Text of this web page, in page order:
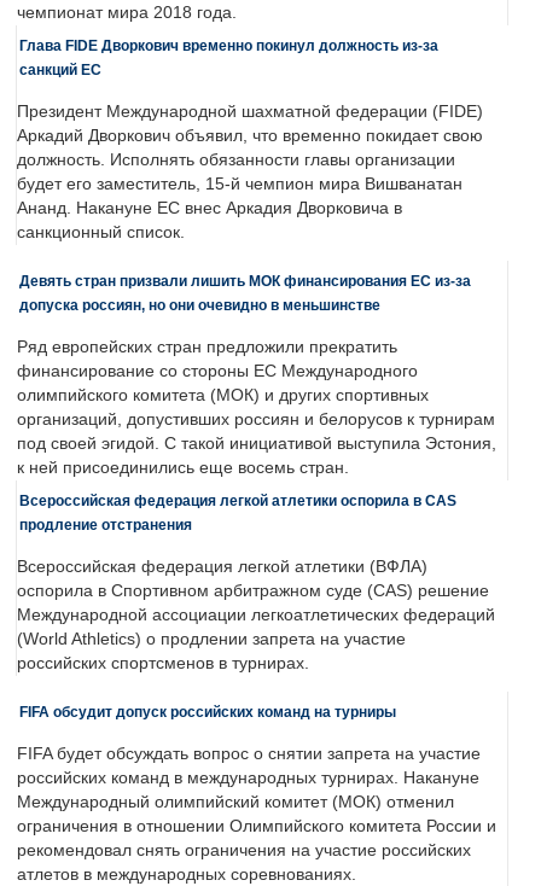
чемпионат мира 2018 года.
Глава FIDE Дворкович временно покинул должность из-за
санкций ЕС
Президент Международной шахматной федерации (FIDE)
Аркадий Дворкович объявил, что временно покидает свою
должность. Исполнять обязанности главы организации
будет его заместитель, 15-й чемпион мира Вишванатан
Ананд. Накануне ЕС внес Аркадия Дворковича в
санкционный список.
Девять стран призвали лишить МОК финансирования ЕС из-за
допуска россиян, но они очевидно в меньшинстве
Ряд европейских стран предложили прекратить
финансирование со стороны ЕС Международного
олимпийского комитета (МОК) и других спортивных
организаций, допустивших россиян и белорусов к турнирам
под своей эгидой. С такой инициативой выступила Эстония,
к ней присоединились еще восемь стран.
Всероссийская федерация легкой атлетики оспорила в CAS
продление отстранения
Всероссийская федерация легкой атлетики (ВФЛА)
оспорила в Спортивном арбитражном суде (CAS) решение
Международной ассоциации легкоатлетических федераций
(World Athletics) о продлении запрета на участие
российских спортсменов в турнирах.
FIFA обсудит допуск российских команд на турниры
FIFA будет обсуждать вопрос о снятии запрета на участие
российских команд в международных турнирах. Накануне
Международный олимпийский комитет (МОК) отменил
ограничения в отношении Олимпийского комитета России и
рекомендовал снять ограничения на участие российских
атлетов в международных соревнованиях.